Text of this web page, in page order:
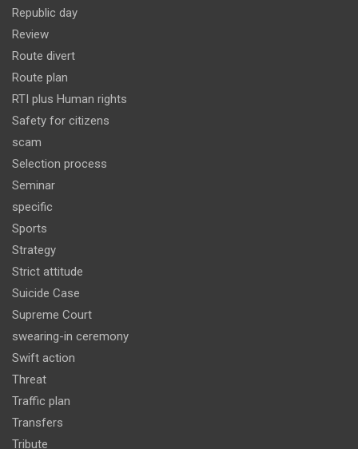
Republic day
Review
Route divert
Route plan
RTI plus Human rights
Safety for citizens
scam
Selection process
Seminar
specific
Sports
Strategy
Strict attitude
Suicide Case
Supreme Court
swearing-in ceremony
Swift action
Threat
Traffic plan
Transfers
Tribute